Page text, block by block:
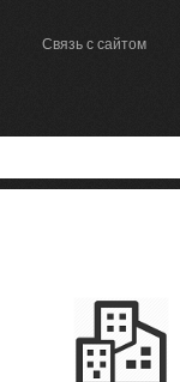
Связь с сайтом